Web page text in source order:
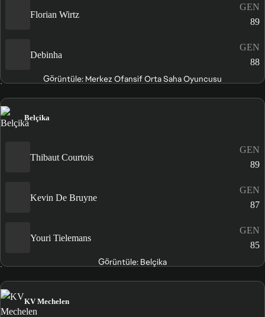
Florian Wirtz
GEN
89
Debinha
GEN
88
Görüntüle: Merkez Ofansif Orta Saha Oyuncusu
Belçika
Thibaut Courtois
GEN
89
Kevin De Bruyne
GEN
87
Youri Tielemans
GEN
85
Görüntüle: Belçika
KV Mechelen